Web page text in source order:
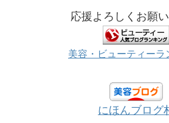
応援よろしくお願
美容・ビューティーラ
にほんブログ